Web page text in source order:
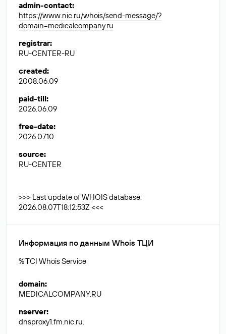
admin-contact:
https://www.nic.ru/whois/send-message/?
domain=medicalcompany.ru
registrar:
RU-CENTER-RU
created:
2008.06.09
paid-till:
2026.06.09
free-date:
2026.07.10
source:
RU-CENTER
>>> Last update of WHOIS database:
2026.08.07T18:12:53Z <<<
Информация по данным Whois ТЦИ
% TCI Whois Service
domain:
MEDICALCOMPANY.RU
nserver:
dnsproxy1.fm.nic.ru.